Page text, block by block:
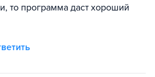
то программа даст хороший